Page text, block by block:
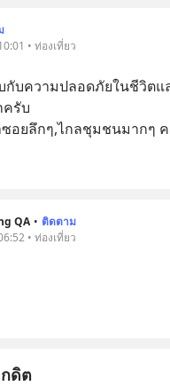
• ท่องเที่ยว
กับความปลอดภัยในชีวิตแ
รับ
ซอยลึกๆ,ไกลชุมชนมากๆ
QA • ติดตาม
• ท่องเที่ยว
ดิต